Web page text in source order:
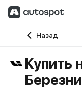
Назад
Главная
Купить